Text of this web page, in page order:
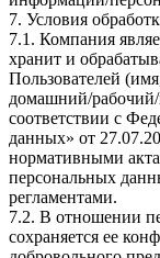
7. Условия
7.1. Компания
хранит и
Пользователей
домашний/
соответствии с
данных» от
нормативными
персональных
регламентами.
7.2. В отношении
сохраняется ее